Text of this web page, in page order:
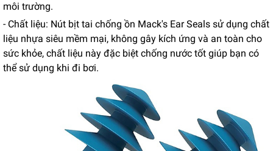
môi trường.
- Chất liệu: Nút bịt tai chống ồn Mack's Ear Seals sử dụng chất
liệu nhựa siêu mềm mại, không gây kích ứng và an toàn cho
sức khỏe, chất liệu này đặc biệt chống nước tốt giúp bạn có
thể sử dụng khi đi bơi.